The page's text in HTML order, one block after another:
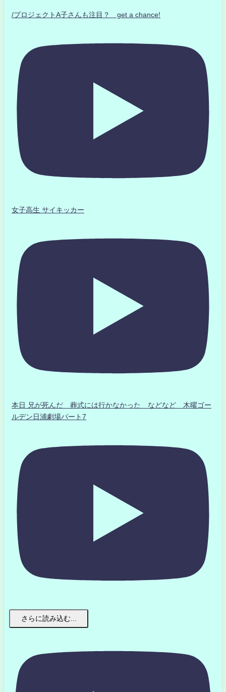
/プロジェクトA子さんも注目？ get a chance!
女子高生 サイキッカー
本日 兄が死んだ 葬式には行かなかった などなど 木曜ゴー
ルデン日浦劇場パート7
さらに読み込む...